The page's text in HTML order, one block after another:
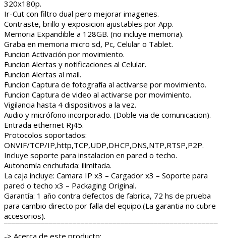
320x180p.
Ir-Cut con filtro dual pero mejorar imagenes.
Contraste, brillo y exposicion ajustables por App.
Memoria Expandible a 128GB. (no incluye memoria).
Graba en memoria micro sd, Pc, Celular o Tablet.
Funcion Activación por movimiento.
Funcion Alertas y notificaciones al Celular.
Funcion Alertas al mail.
Funcion Captura de fotografía al activarse por movimiento.
Funcion Captura de video al activarse por movimiento.
Vigilancia hasta 4 dispositivos a la vez.
Audio y micrófono incorporado. (Doble via de comunicacion).
Entrada ethernet Rj45.
Protocolos soportados:
ONVIF/TCP/IP,http,TCP,UDP,DHCP,DNS,NTP,RTSP,P2P.
Incluye soporte para instalacion en pared o techo.
Autonomía enchufada: ilimitada.
La caja incluye: Camara IP x3 – Cargador x3 – Soporte para
pared o techo x3 – Packaging Original.
Garantía: 1 año contra defectos de fabrica, 72 hs de prueba
para cambio directo por falla del equipo.(La garantia no cubre
accesorios).
¯¯¯¯¯¯¯¯¯¯¯¯¯¯¯¯¯¯¯¯¯¯¯¯¯¯¯¯¯¯¯¯¯¯¯¯¯¯¯¯¯¯¯¯¯¯¯¯¯¯¯¯¯
-> Acerca de este producto: